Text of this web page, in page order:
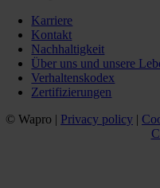
Karriere
Kontakt
Nachhaltigkeit
Über uns und unsere
Verhaltenskodex
Zertifizierungen
© Wapro | Privacy policy |